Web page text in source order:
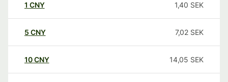
1 CNY 1,40 SEK
5 CNY 7,02 SEK
10CNY 14,05 SEK